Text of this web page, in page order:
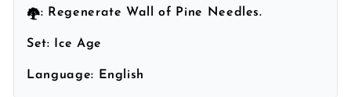
: Regenerate Wall of Pine Needles.
Set: Ice Age
Language: English